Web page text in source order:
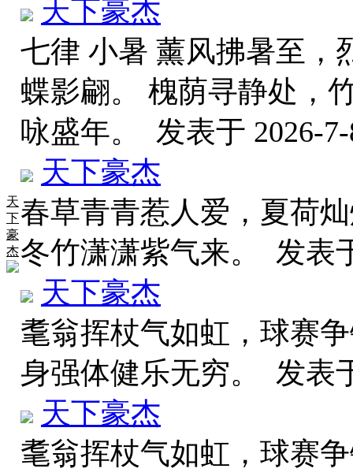
天
下
豪
杰
天下豪杰
七律 小暑 薰风拂暑至，
蝶影翩。 槐荫寻静处，
咏盛年。 发表于 2026-
天下豪杰
春草青青惹人爱，夏荷
冬竹潇潇紫气来。 发表
天下豪杰
耄翁挥杖气如虹，球赛
身强体健乐无穷。 发表
天下豪杰
耄翁挥杖气如虹，球赛